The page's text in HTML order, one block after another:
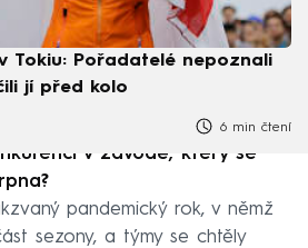
Tokiu: Pořadatelé nepoznali
jí před kolo
6 min čtení
v závodě, který se
pandemický rok, v němž
sezony, a týmy se chtěly